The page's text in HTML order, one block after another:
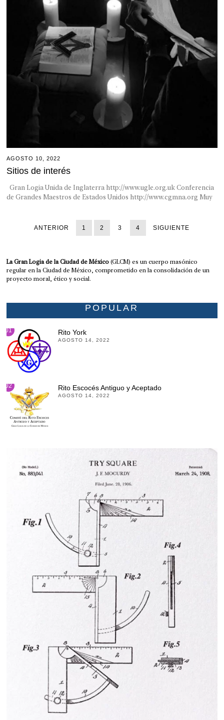
AGOSTO 10, 2022
Sitios de interés
Gran Logia Unida de Inglaterra http://www.ugle.org.uk Conferencia
de Grandes Maestros de Estados Unidos http://www.cgmna.org Muy
ANTERIOR 1 2 3 4 SIGUIENTE
La Gran Logia de la Ciudad de México (GLCM) es un cuerpo masónico
regular en la Ciudad de México, comprometido en la consolidación de un
proyecto moral, ético y social.
POPULAR
01 Rito York
AGOSTO 14, 2022
02 Rito Escocés Antiguo y Aceptado
AGOSTO 14, 2022